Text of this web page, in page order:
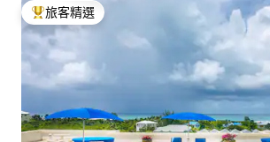
旅客精選榜首
旅客精選